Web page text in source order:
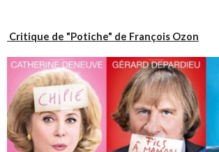
Critique de "Potiche" de François Ozon